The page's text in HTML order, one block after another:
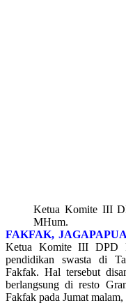
Ketua Komite III
MHum.
FAKFAK,
Ketua Komite III DPD
pendidikan swasta di
Fakfak. Hal tersebut
berlangsung di resto
Fakfak pada Jumat